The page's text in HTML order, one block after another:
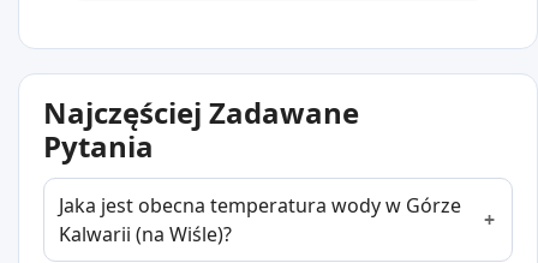
Najczęściej Zadawane
Pytania
Jaka jest obecna temperatura wody w Górze
Kalwarii (na Wiśle)?